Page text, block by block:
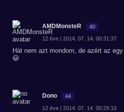
AMDMonsteR 40
12 éve | 2014. 07. 14. 00:31:37
Hát nem azt mondom, de azért az
😃
Dono 44
12 éve | 2014. 07. 14. 00:29:10